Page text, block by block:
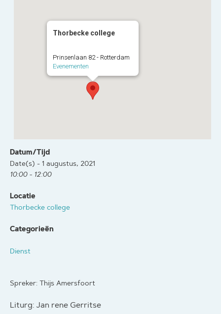
Thorbecke college
Prinsenlaan 82 - Rotterdam
Evenementen
Datum/Tijd
Date(s) - 1 augustus, 2021
10:00 - 12:00
Locatie
Thorbecke college
Categorieën
Dienst
Spreker: Thijs Amersfoort
Liturg: Jan rene Gerritse